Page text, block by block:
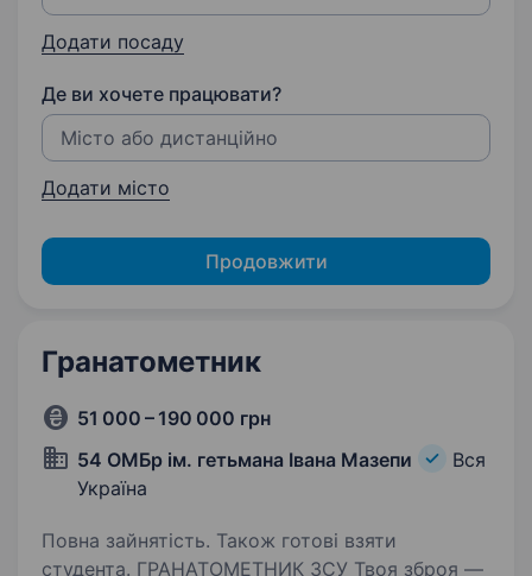
Додати посаду
Де ви хочете працювати?
Додати місто
Продовжити
Гранатометник
51 000 – 190 000 грн
54 ОМБр ім. гетьмана Івана Мазепи
Вся
Україна
Повна зайнятість. Також готові взяти
студента. ГРАНАТОМЕТНИК ЗСУ Твоя зброя —